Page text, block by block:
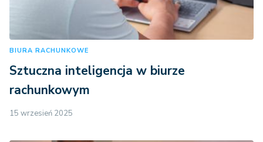
BIURA RACHUNKOWE
Sztuczna inteligencja w biurze
rachunkowym
15 wrzesień 2025